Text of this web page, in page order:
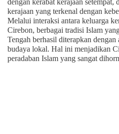
dengan kerabat kerajaan setempat,
kerajaan yang terkenal dengan
Melalui interaksi antara keluarga
Cirebon, berbagai tradisi Islam
Tengah berhasil diterapkan dengan
budaya lokal. Hal ini menjadikan
peradaban Islam yang sangat